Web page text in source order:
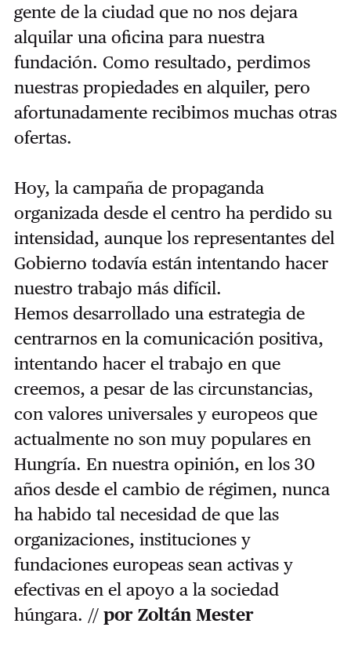
gente de la ciudad que no nos dejara
alquilar una oficina para nuestra
fundación. Como resultado, perdimos
nuestras propiedades en alquiler, pero
afortunadamente recibimos muchas otras
ofertas.
Hoy, la campaña de propaganda
organizada desde el centro ha perdido su
intensidad, aunque los representantes del
Gobierno todavía están intentando hacer
nuestro trabajo más difícil.
Hemos desarrollado una estrategia de
centrarnos en la comunicación positiva,
intentando hacer el trabajo en que
creemos, a pesar de las circunstancias,
con valores universales y europeos que
actualmente no son muy populares en
Hungría. En nuestra opinión, en los 30
años desde el cambio de régimen, nunca
ha habido tal necesidad de que las
organizaciones, instituciones y
fundaciones europeas sean activas y
efectivas en el apoyo a la sociedad
húngara. // por Zoltán Mester